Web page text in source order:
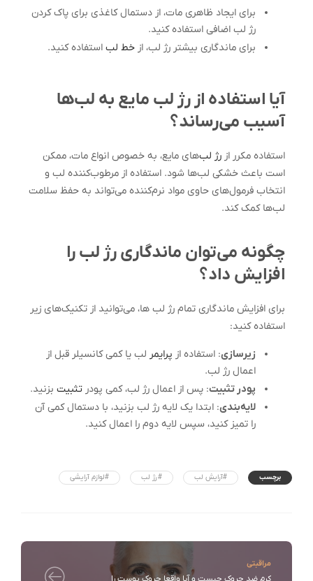
برای ایجاد ظاهری مات، از دستمال کاغذی برای پاک کردن
رژ لب اضافی استفاده کنید.
برای ماندگاری بیشتر رژ لب، از خط لب استفاده کنید.
آیا استفاده از رژ لب مایع به لب‌ها
آسیب می‌رساند؟
استفاده مکرر از رژ لب‌های مایع، به خصوص انواع مات، ممکن
است باعث خشکی لب‌ها شود. استفاده از مرطوب‌کننده لب و
انتخاب فرمول‌های حاوی مواد نرم‌کننده می‌تواند به حفظ سلامت
لب‌ها کمک کند.
چگونه می‌توان ماندگاری رژ لب را
افزایش داد؟
برای افزایش ماندگاری تمام رژ لب ها، می‌توانید از تکنیک‌های زیر
استفاده کنید:
زیرسازی: استفاده از پرایمر لب یا کمی کانسیلر قبل از
اعمال رژ لب.
پودر تثبیت: پس از اعمال رژ لب، کمی پودر تثبیت بزنید.
لایه‌بندی: ابتدا یک لایه رژ لب بزنید، با دستمال کمی آن
را تمیز کنید، سپس لایه دوم را اعمال کنید.
برچسب #آرایش لب #رژ لب #لوازم آرایشی
مراقبتی